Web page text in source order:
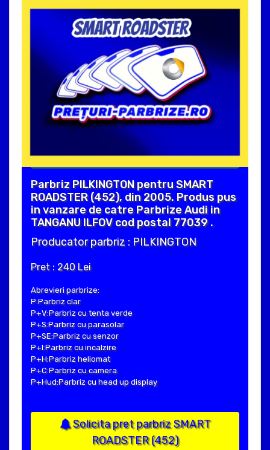
Parbriz PILKINGTON pentru SMART
ROADSTER (452), din 2005. Produs pus
in vanzare de catre Parbrize Audi in
TANGANU ILFOV cod postal 77039 .
Producator parbriz : PILKINGTON
Pret : 240 Lei
Abrevieri parbrize:
P:Parbriz clar
P+V:Parbriz cu tenta verde
P+S:Parbriz cu parasolar
P+SE:Parbriz cu senzor
P+I:Parbriz cu incalzire
P+H:Parbriz heliomat
P+C:Parbriz cu camera
P+Hud:Parbriz cu head up display
Solicita pret parbriz SMART
ROADSTER (452)